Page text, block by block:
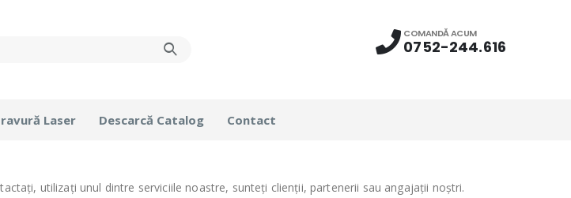
COMANDĂ ACUM
0752-244.616
Laser Descarcă Catalog Contact
utilizați unul dintre serviciile noastre, sunteți clienții, partenerii sau angajații noștri.